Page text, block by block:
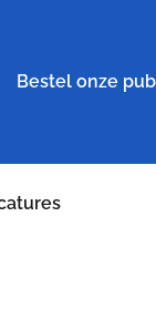
Bestel onze